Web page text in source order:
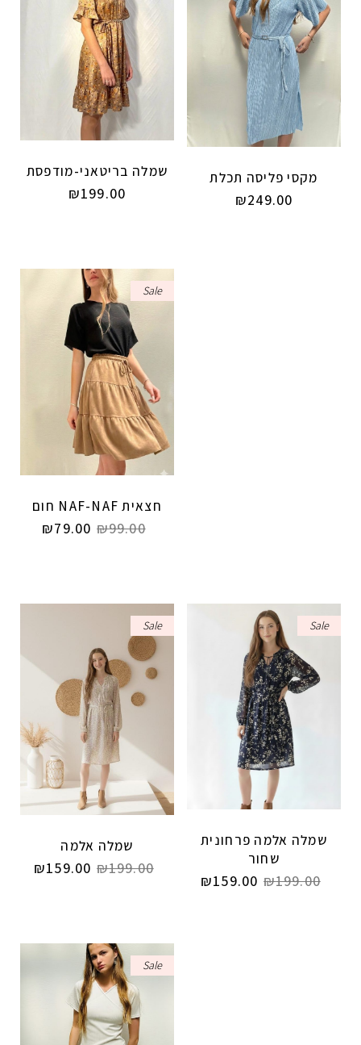
מקסי פליסה תכלת
₪249.00
שמלה בריטאני-מודפסת
₪199.00
Sale
חצאית NAF-NAF חום
₪99.00
₪79.00
Sale
שמלה אלמה פרחונית
שחור
₪199.00
₪159.00
Sale
שמלה אלמה
₪199.00
₪159.00
Sale